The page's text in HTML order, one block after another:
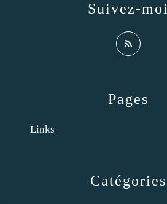
Catégories
Pages
Links
Suivez-moi